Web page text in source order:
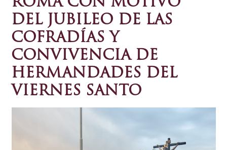
DEL JUBILEO DE LAS
COFRADÍAS Y
CONVIVENCIA DE
HERMANDADES DEL
VIERNES SANTO